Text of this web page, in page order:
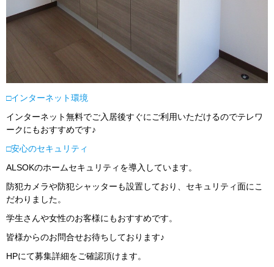
□インターネット環境
インターネット無料でご入居後すぐにご利用いただけるのでテレワ
ークにもおすすめです♪
□安心のセキュリティ
ALSOKのホームセキュリティを導入しています。
防犯カメラや防犯シャッターも設置しており、セキュリティ面にこ
だわりました。
学生さんや女性のお客様にもおすすめです。
皆様からのお問合せお待ちしております♪
HPにて募集詳細をご確認頂けます。